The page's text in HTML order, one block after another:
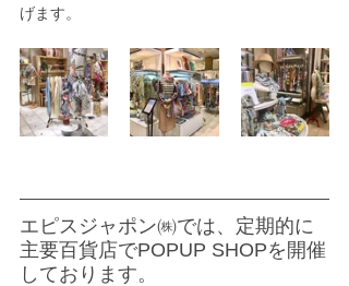
げます。
エピスジャポン㈱では、定期的に
主要百貨店でPOPUP SHOPを開催
しております。